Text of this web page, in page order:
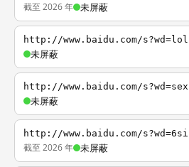
截至 2026 年 未屏蔽
http://www.baidu.com/s?wd=lol
未屏蔽
http://www.baidu.com/s?wd=sex
未屏蔽
http://www.baidu.com/s?wd=6si
截至 2026 年 未屏蔽